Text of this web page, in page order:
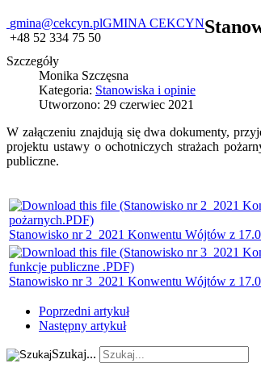
gmina@cekcyn.pl
+48 52 334 75 50
GMINA CEKCYN
Szczegóły
Monika Szczęsna
Kategoria: Stanowiska i opinie
Utworzono: 29 czerwiec 2021
W załączeniu znajdują się dwa dokumenty,
projektu ustawy o ochotniczych strażach
publiczne.
Stanowisko nr 2_2021 Konwentu Wójtów z
Stanowisko nr 3_2021 Konwentu Wójtów z
Poprzedni artykuł
Następny artykuł
Szukaj...